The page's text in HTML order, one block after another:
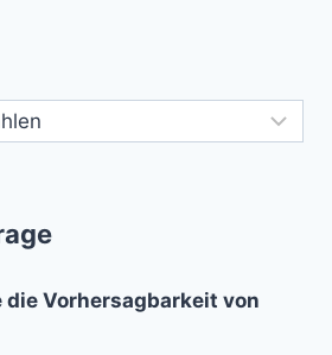
die Vorhersagbarkeit von